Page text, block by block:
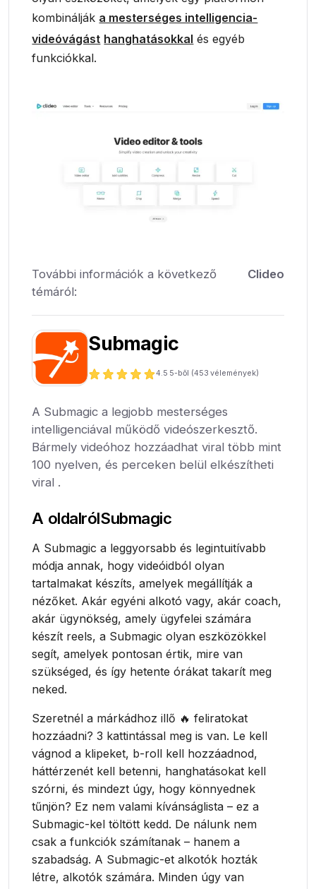
kombinálják a mesterséges intelligencia-
videóvágást hanghatásokkal és egyéb
funkciókkal.
További információk a következő
témáról:
Clideo
Submagic
4.5 5-ből (453 vélemények)
A Submagic a legjobb mesterséges
intelligenciával működő videószerkesztő.
Bármely videóhoz hozzáadhat viral több mint
100 nyelven, és perceken belül elkészítheti
viral .
A oldalrólSubmagic
A Submagic a leggyorsabb és legintuitívabb
módja annak, hogy videóidból olyan
tartalmakat készíts, amelyek megállítják a
nézőket. Akár egyéni alkotó vagy, akár coach,
akár ügynökség, amely ügyfelei számára
készít reels, a Submagic olyan eszközökkel
segít, amelyek pontosan értik, mire van
szükséged, és így hetente órákat takarít meg
neked.
Szeretnél a márkádhoz illő 🔥 feliratokat
hozzáadni? 3 kattintással meg is van. Le kell
vágnod a klipeket, b-roll kell hozzáadnod,
háttérzenét kell betenni, hanghatásokat kell
szórni, és mindezt úgy, hogy könnyednek
tűnjön? Ez nem valami kívánságlista – ez a
Submagic-kel töltött kedd. De nálunk nem
csak a funkciók számítanak – hanem a
szabadság. A Submagic-et alkotók hozták
létre, alkotók számára. Minden úgy van